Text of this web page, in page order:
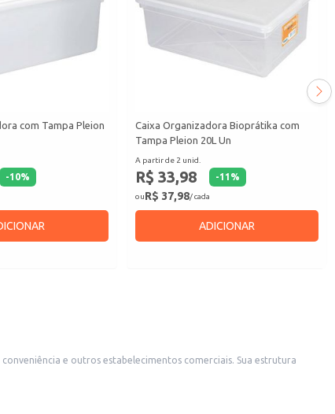
com Tampa Pleion
-10%
Caixa Organizadora Bioprátika com
Tampa Pleion 20L Un
A partir de 2 unid.
R$ 33,98 -11 %
ouR$ 37,98/ cada
ADICIONAR
e outros estabelecimentos comerciais. Sua estrutura